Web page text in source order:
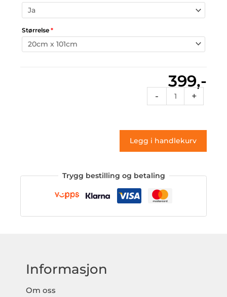
Størrelse *
399,-
-
048
antall
+
Legg i handlekurv
Trygg bestilling og betaling
Informasjon
Om oss